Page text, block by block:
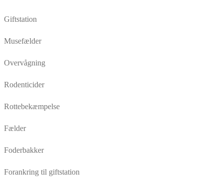
Giftstation
Musefælder
Overvågning
Rodenticider
Rottebekæmpelse
Fælder
Foderbakker
Forankring til giftstation